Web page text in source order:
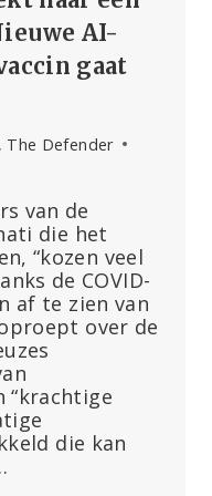
AI-
gaat
The Defender
van de
die het
“kozen veel
de COVID-
af te zien van
over de
“krachtige
die kan